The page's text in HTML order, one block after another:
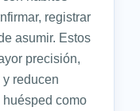
registrar
asumir. Estos
precisión,
reducen
como